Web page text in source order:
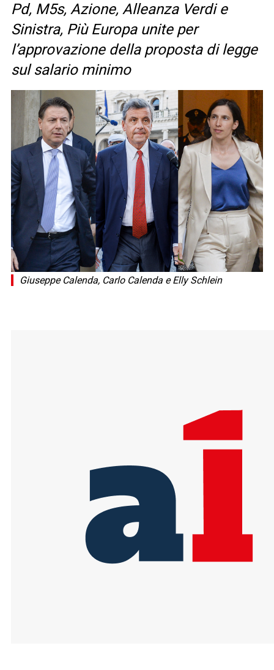
Pd, M5s, Azione, Alleanza Verdi e
Sinistra, Più Europa unite per
l’approvazione della proposta di legge
sul salario minimo
Giuseppe Calenda, Carlo Calenda e Elly Schlein